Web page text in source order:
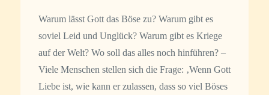
Warum lässt Gott das Böse zu? Warum gibt es
soviel Leid und Unglück? Warum gibt es Kriege
auf der Welt? Wo soll das alles noch hinführen? –
Viele Menschen stellen sich die Frage: ‚Wenn Gott
Liebe ist, wie kann er zulassen, dass so viel Böses